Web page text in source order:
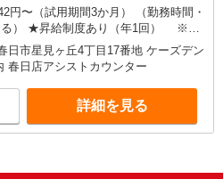
円〜（試用期間3か月） （勤務時間・
1回） ※当
日市星見ヶ丘4丁目17番地 ケーズデン
春日店アシストカウンター
詳細を見る